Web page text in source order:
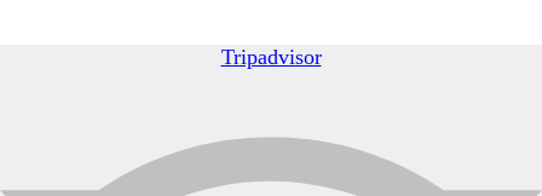
Tripadvisor